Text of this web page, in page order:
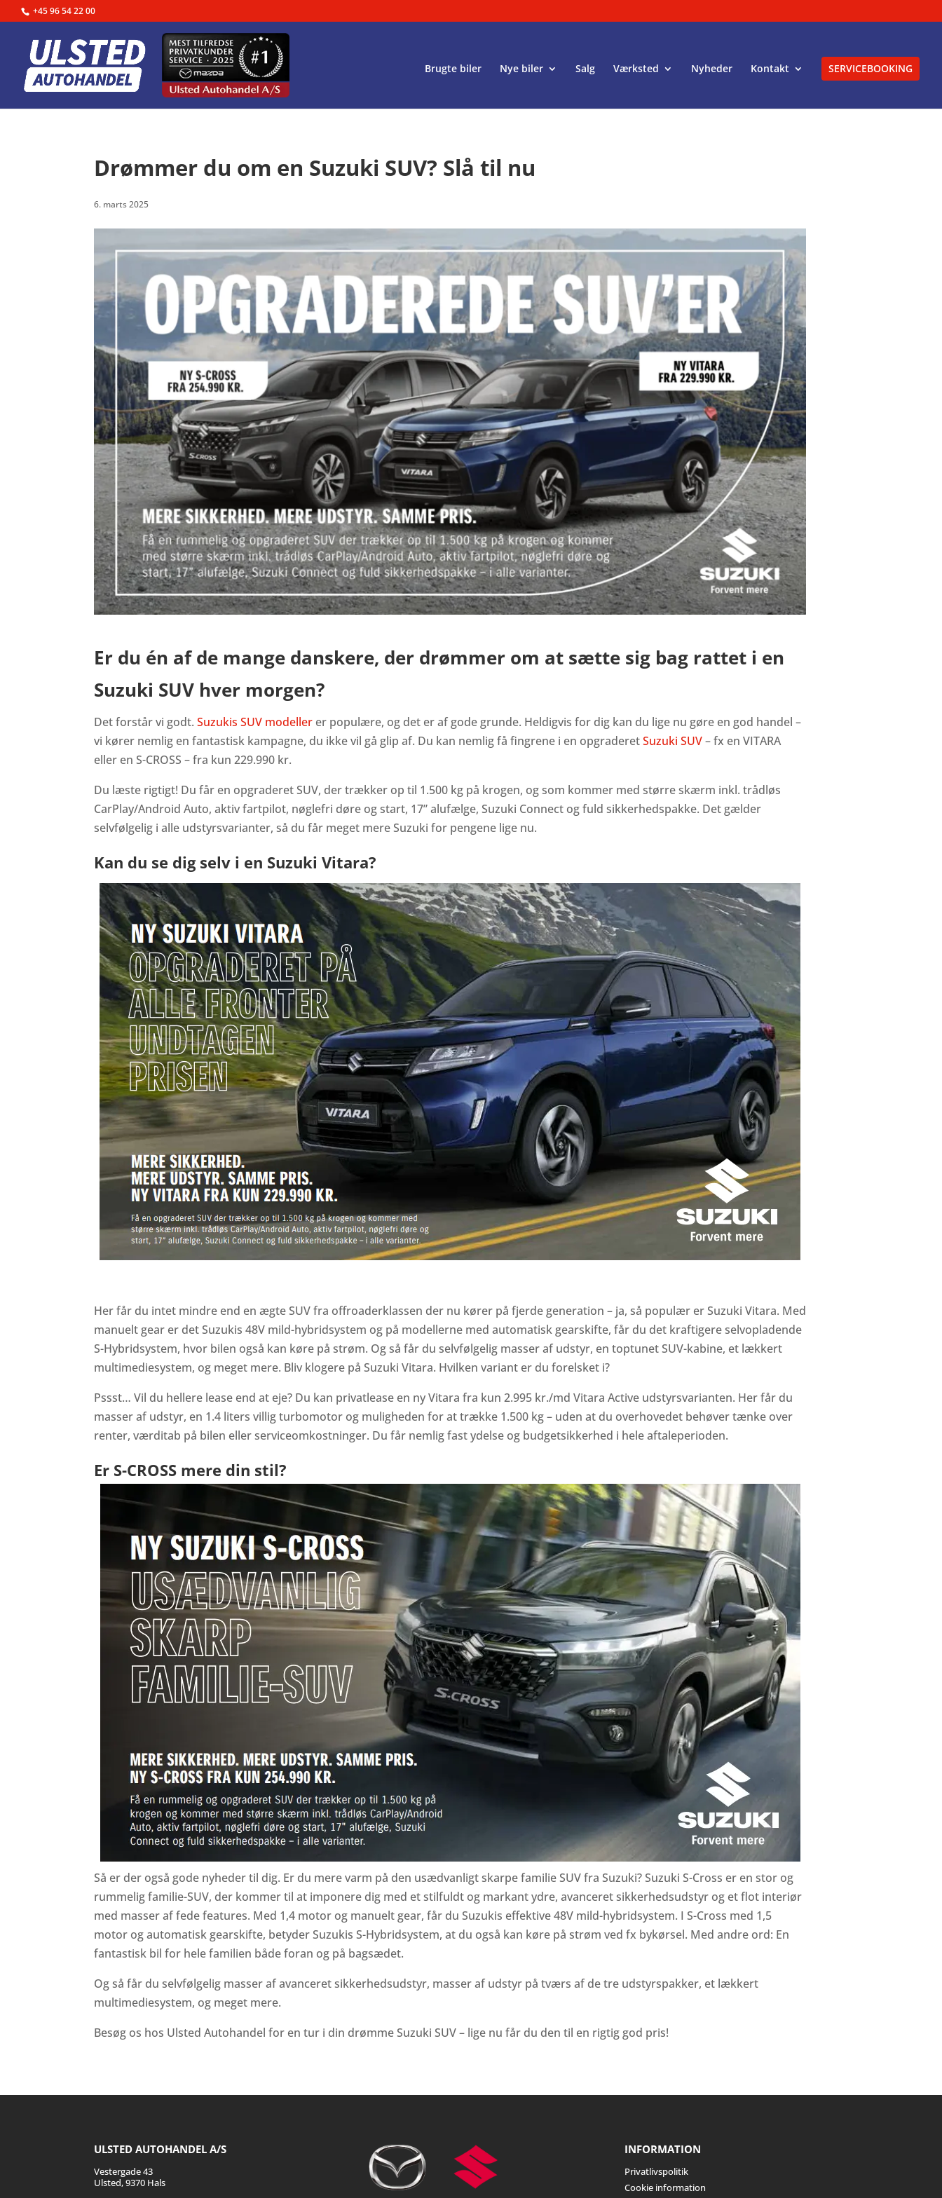
+45 96 54 22 00
Brugte biler Nye biler Salg Værksted Nyheder Kontakt SERVICEBOOKING
Drømmer du om en Suzuki SUV? Slå til nu
6. marts 2025
Er du én af de mange danskere, der drømmer om at sætte sig bag rattet i en
Suzuki SUV hver morgen?
Det forstår vi godt.Suzukis SUV modeller er populære, og det er af gode grunde. Heldigvis for dig kan du lige nu gøre en god handel –
vi kører nemlig en fantastisk kampagne, du ikke vil gå glip af. Du kan nemlig få fingrene i en opgraderetSuzuki SUV– fx en VITARA
eller en S-CROSS – fra kun 229.990 kr.
Du læste rigtigt! Du får en opgraderet SUV, der trækker op til 1.500 kg på krogen, og som kommer med større skærm inkl. trådløs
CarPlay/Android Auto, aktiv fartpilot, nøglefri døre og start, 17” alufælge, Suzuki Connect og fuld sikkerhedspakke. Det gælder
selvfølgelig i alle udstyrsvarianter, så du får meget mere Suzuki for pengene lige nu.
Kan du se dig selv i en Suzuki Vitara?
Her får du intet mindre end en ægte SUV fra offroaderklassen der nu kører på fjerde generation – ja, så populær er Suzuki Vitara. Med
manuelt gear er det Suzukis 48V mild-hybridsystem og på modellerne med automatisk gearskifte, får du det kraftigere selvopladende
S-Hybridsystem, hvor bilen også kan køre på strøm. Og så får du selvfølgelig masser af udstyr, en toptunet SUV-kabine, et lækkert
multimediesystem, og meget mere. Bliv klogere på Suzuki Vitara. Hvilken variant er du forelsket i?
Pssst… Vil du hellere lease end at eje? Du kan privatlease en ny Vitara fra kun 2.995 kr./md Vitara Active udstyrsvarianten. Her får du
masser af udstyr, en 1.4 liters villig turbomotor og muligheden for at trække 1.500 kg – uden at du overhovedet behøver tænke over
renter, værditab på bilen eller serviceomkostninger. Du får nemlig fast ydelse og budgetsikkerhed i hele aftaleperioden.
Er S-CROSS mere din stil?
Så er der også gode nyheder til dig. Er du mere varm på den usædvanligt skarpe familie SUV fra Suzuki? Suzuki S-Cross er en stor og
rummelig familie-SUV, der kommer til at imponere dig med et stilfuldt og markant ydre, avanceret sikkerhedsudstyr og et flot interiør
med masser af fede features. Med 1,4 motor og manuelt gear, får du Suzukis effektive 48V mild-hybridsystem. I S-Cross med 1,5
motor og automatisk gearskifte, betyder Suzukis S-Hybridsystem, at du også kan køre på strøm ved fx bykørsel. Med andre ord: En
fantastisk bil for hele familien både foran og på bagsædet.
Og så får du selvfølgelig masser af avanceret sikkerhedsudstyr, masser af udstyr på tværs af de tre udstyrspakker, et lækkert
multimediesystem, og meget mere.
Besøg os hos Ulsted Autohandel for en tur i din drømme Suzuki SUV – lige nu får du den til en rigtig god pris!
ULSTED AUTOHANDEL A/S
Vestergade 43
Ulsted, 9370 Hals
INFORMATION
Privatlivspolitik
Cookie information